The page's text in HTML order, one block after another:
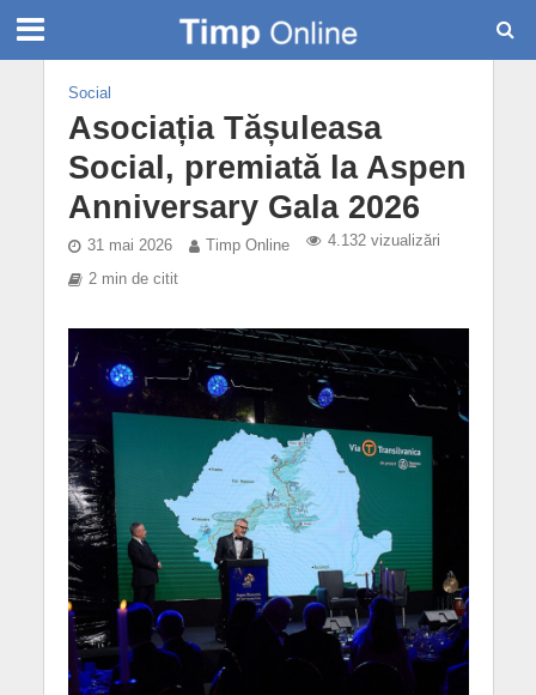
Social
Asociația Tășuleasa
Social, premiată la Aspen
Anniversary Gala 2026
31 mai 2026 Timp Online 4.132 vizualizări
2 min de citit